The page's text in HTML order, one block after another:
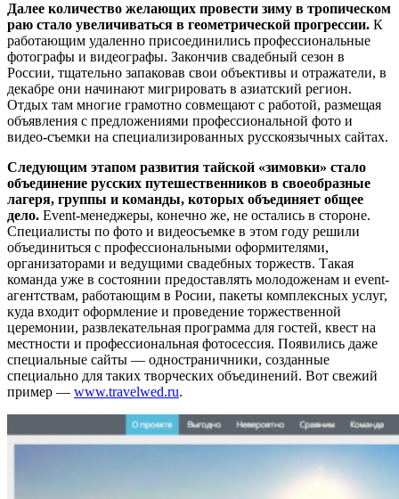
Далее количество желающих провести зиму в тропическом
раю стало увеличиваться в геометрической прогрессии. К
работающим удаленно присоединились профессиональные
фотографы и видеографы. Закончив свадебный сезон в
России, тщательно запаковав свои объективы и отражатели, в
декабре они начинают мигрировать в азиатский регион.
Отдых там многие грамотно совмещают с работой, размещая
объявления с предложениями профессиональной фото и
видео-съемки на специализированных русскоязычных сайтах.
Следующим этапом развития тайской «зимовки» стало
объединение русских путешественников в своеобразные
лагеря, группы и команды, которых объединяет общее
дело. Event-менеджеры, конечно же, не остались в стороне.
Специалисты по фото и видеосъемке в этом году решили
объединиться с профессиональными оформителями,
организаторами и ведущими свадебных торжеств. Такая
команда уже в состоянии предоставлять молодоженам и event-
агентствам, работающим в Росии, пакеты комплексных услуг,
куда входит оформление и проведение торжественной
церемонии, развлекательная программа для гостей, квест на
местности и профессиональная фотосессия. Появились даже
специальные сайты — одностраничники, созданные
специально для таких творческих объединений. Вот свежий
пример — www.travelwed.ru.